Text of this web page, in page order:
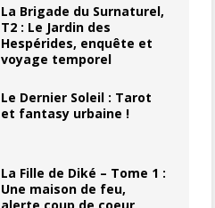
La Brigade du Surnaturel,
T2 : Le Jardin des
Hespérides, enquête et
voyage temporel
Le Dernier Soleil : Tarot
et fantasy urbaine !
La Fille de Diké – Tome 1 :
Une maison de feu,